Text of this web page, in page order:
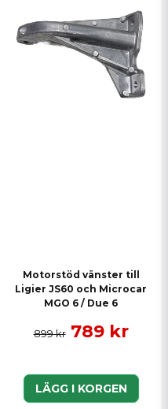
Motorstöd vänster till
Ligier JS60 och Microcar
MGO 6 / Due 6
899 kr 789 kr
LÄGG I KORGEN